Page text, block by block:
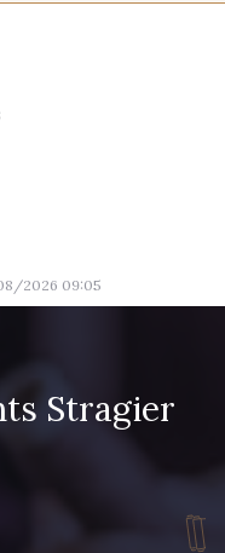
2026 09:05
Stragier